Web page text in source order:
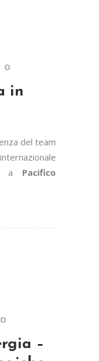
0
in
del team
Pacifico
0
–